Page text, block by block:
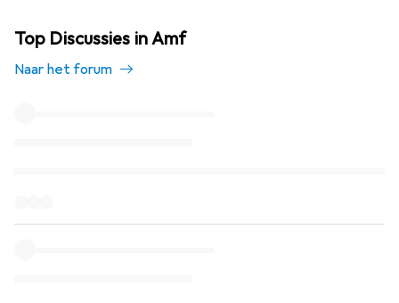
Top Discussies in Amf
Naar het forum